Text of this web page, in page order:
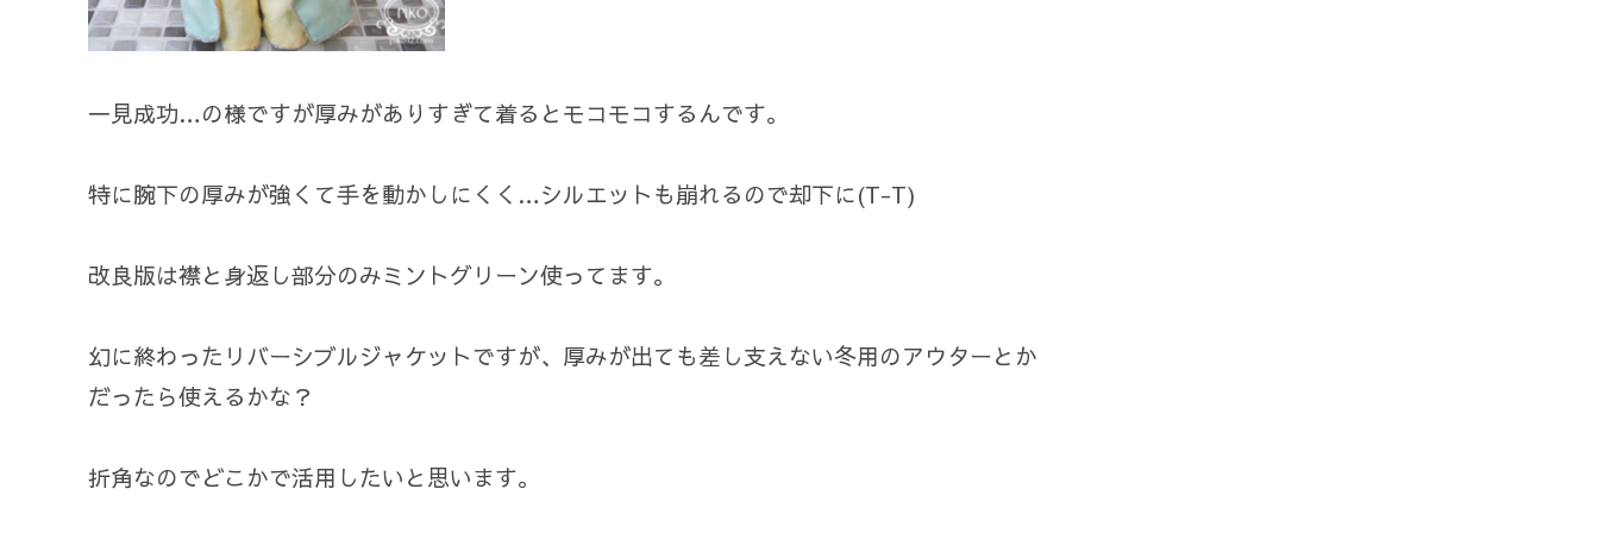
一見成功…の様ですが厚みがありすぎて着るとモコモコするんです。
特に腕下の厚みが強くて手を動かしにくく…シルエットも崩れるので却下に(T-T)
改良版は襟と身返し部分のみミントグリーン使ってます。
幻に終わったリバーシブルジャケットですが、厚みが出ても差し支えない冬用のアウターとか
だったら使えるかな？
折角なのでどこかで活用したいと思います。